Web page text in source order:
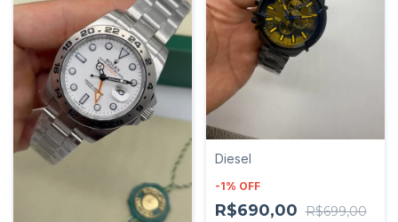
Diesel
-1% OFF
R$690,00 R$699,00